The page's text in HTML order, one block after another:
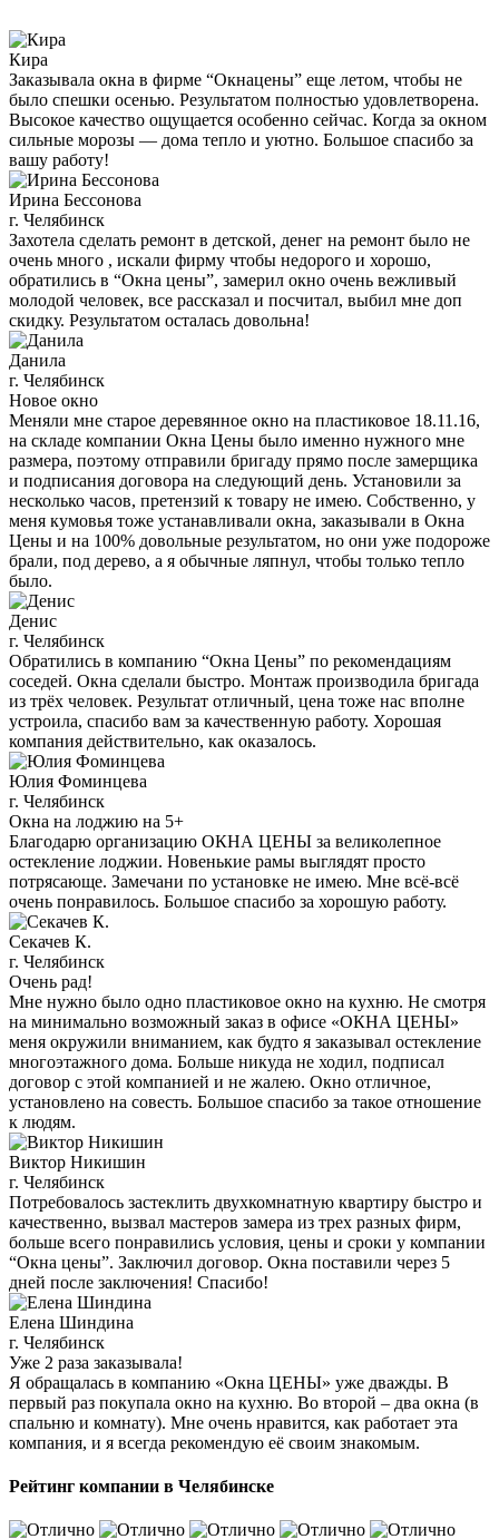
Кира
Заказывала окна в фирме “Окнацены” еще летом, чтобы не
было спешки осенью. Результатом полностью удовлетворена.
Высокое качество ощущается особенно сейчас. Когда за окном
сильные морозы — дома тепло и уютно. Большое спасибо за
вашу работу!
Ирина Бессонова
г. Челябинск
Захотела сделать ремонт в детской, денег на ремонт было не
очень много , искали фирму чтобы недорого и хорошо,
обратились в “Окна цены”, замерил окно очень вежливый
молодой человек, все рассказал и посчитал, выбил мне доп
скидку. Результатом осталась довольна!
Данила
г. Челябинск
Новое окно
Меняли мне старое деревянное окно на пластиковое 18.11.16,
на складе компании Окна Цены было именно нужного мне
размера, поэтому отправили бригаду прямо после замерщика
и подписания договора на следующий день. Установили за
несколько часов, претензий к товару не имею. Собственно, у
меня кумовья тоже устанавливали окна, заказывали в Окна
Цены и на 100% довольные результатом, но они уже подороже
брали, под дерево, а я обычные ляпнул, чтобы только тепло
было.
Денис
г. Челябинск
Обратились в компанию “Окна Цены” по рекомендациям
соседей. Окна сделали быстро. Монтаж производила бригада
из трёх человек. Результат отличный, цена тоже нас вполне
устроила, спасибо вам за качественную работу. Хорошая
компания действительно, как оказалось.
Юлия Фоминцева
г. Челябинск
Окна на лоджию на 5+
Благодарю организацию ОКНА ЦЕНЫ за великолепное
остекление лоджии. Новенькие рамы выглядят просто
потрясающе. Замечани по установке не имею. Мне всё-всё
очень понравилось. Большое спасибо за хорошую работу.
Секачев К.
г. Челябинск
Очень рад!
Мне нужно было одно пластиковое окно на кухню. Не смотря
на минимально возможный заказ в офисе «ОКНА ЦЕНЫ»
меня окружили вниманием, как будто я заказывал остекление
многоэтажного дома. Больше никуда не ходил, подписал
договор с этой компанией и не жалею. Окно отличное,
установлено на совесть. Большое спасибо за такое отношение
к людям.
Виктор Никишин
г. Челябинск
Потребовалось застеклить двухкомнатную квартиру быстро и
качественно, вызвал мастеров замера из трех разных фирм,
больше всего понравились условия, цены и сроки у компании
“Окна цены”. Заключил договор. Окна поставили через 5
дней после заключения! Спасибо!
Елена Шиндина
г. Челябинск
Уже 2 раза заказывала!
Я обращалась в компанию «Окна ЦЕНЫ» уже дважды. В
первый раз покупала окно на кухню. Во второй – два окна (в
спальню и комнату). Мне очень нравится, как работает эта
компания, и я всегда рекомендую её своим знакомым.
Рейтинг компании в Челябинске